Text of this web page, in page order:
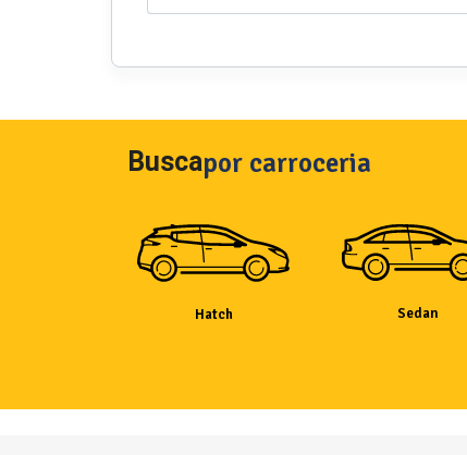
Buscapor carroceria
Hatch Sedan